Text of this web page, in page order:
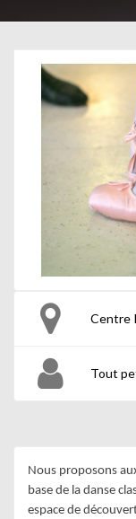
Centre
Tout
Nous proposons
base de la danse
espace de